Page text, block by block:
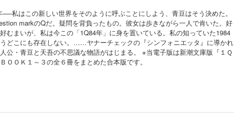
──私はこの新しい世界をそのように呼ぶことにしよう、青豆はそう決めた。
markのQだ。疑問を背負ったもの。彼女は歩きながら一人で肯いた。好
むまいが、私は今この「1Q84年」に身を置いている。私の知っていた1984
どこにも存在しない。……ヤナーチェックの『シンフォニエッタ』に導かれ
公・青豆と天吾の不思議な物語がはじまる。 ※当電子版は新潮文庫版『１Ｑ
ＯＯＫ１～３の全６冊をまとめた合本版です。